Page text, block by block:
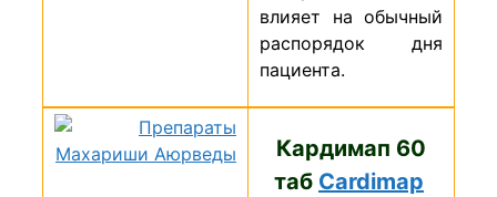
влияет на обычный
распорядок дня
пациента.
Кардимап 60
таб Cardimap